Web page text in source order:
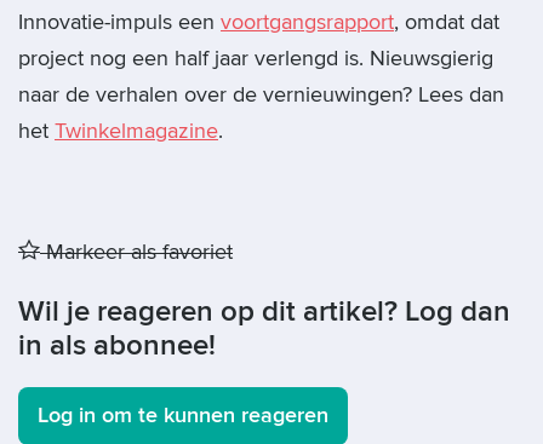
Innovatie-impuls een voortgangsrapport, omdat dat
project nog een half jaar verlengd is. Nieuwsgierig
naar de verhalen over de vernieuwingen? Lees dan
het Twinkelmagazine.
Markeer als favoriet
Wil je reageren op dit artikel? Log dan
in als abonnee!
Log in om te kunnen reageren